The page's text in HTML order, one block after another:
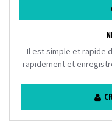
Il est simple et rapide
rapidement et